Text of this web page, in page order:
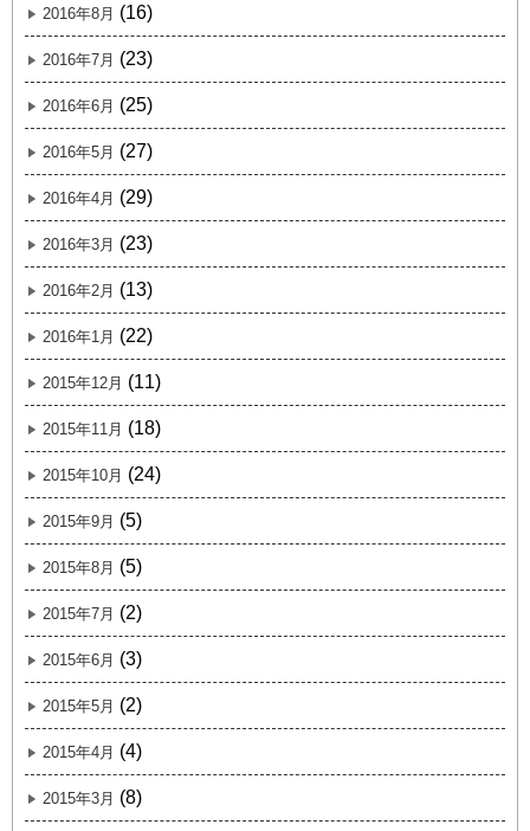
2016年8月 (16)
2016年7月 (23)
2016年6月 (25)
2016年5月 (27)
2016年4月 (29)
2016年3月 (23)
2016年2月 (13)
2016年1月 (22)
2015年12月 (11)
2015年11月 (18)
2015年10月 (24)
2015年9月 (5)
2015年8月 (5)
2015年7月 (2)
2015年6月 (3)
2015年5月 (2)
2015年4月 (4)
2015年3月 (8)